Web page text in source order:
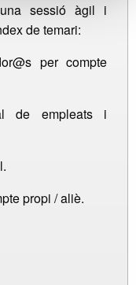
sessió àgil i
de temari:
per compte
de empleats i
propi / aliè.